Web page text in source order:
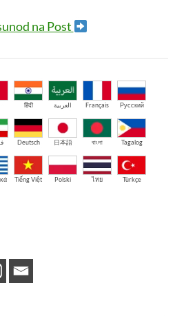
na Post
हिंदी العربية Français Русский
Deutsch 日本語 বাংলা Tagalog
Tiếng Việt Polski ไทย Türkçe